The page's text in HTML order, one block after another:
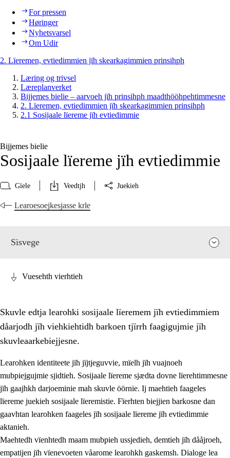
For pressen
Høringer
Nyhetsvarsel
Om Udir
2. Lïeremen, evtiedimmien jïh skearkagimmien prinsihph
Læring og trivsel
Læreplanverket
Bijjemes bielie – aarvoeh jïh prinsihph maadthööhpehtimmesne
2. Lïeremen, evtiedimmien jïh skearkagimmien prinsihph
2.1 Sosijaale lïereme jïh evtiedimmie
Bijjemes bielie
Sosijaale lïereme jïh evtiedimmie
Gïele Veedtjh Juekieh
Learoesoejkesjasse krle
Sisvege
2. Lïeremen, evtiedimmien jïh skearkagimmien prinsihph
2.1
2.2 Maahtoe faagine
Vuesehth vierhtieh
Skuvle edtja learohki sosijaale lïeremem jïh evtiedimmiem
dåarjodh jïh viehkiehtidh barkoen tjïrrh faagigujmie jïh
skuvleaarkebiejjesne.
Learohken identiteete jïh jïjtjeguvvie, mïelh jïh vuajnoeh
mubpiejgujmie sjidtieh. Sosijaale lïereme sjædta dovne lïerehtimmesne
jïh gaajhkh darjoeminie mah skuvle öörnie. Ij maehtieh faageles
lïereme juekieh sosijaale lïeremistie. Fïerhten biejjien barkosne dan
gaavhtan learohken faageles jïh sosijaale lïereme jïh evtiedimmie
aktanieh.
Maehtedh vïenhtedh maam mubpieh ussjedieh, demtieh jïh dååjroeh,
empatijen jïh vïenevoeten våarome learohkh gaskemsh. Dialoge lea